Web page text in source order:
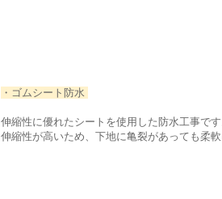
・ゴムシート防水
伸縮性に優れたシートを使用した防水工事です
伸縮性が高いため、下地に亀裂があっても柔軟